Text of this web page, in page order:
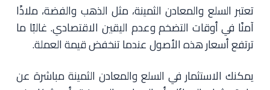
تعتبر السلع والمعادن الثمينة، مثل الذهب والفضة، ملاذًا
آمنًا في أوقات التضخم وعدم اليقين الاقتصادي. غالبًا ما
ترتفع أسعار هذه الأصول عندما تنخفض قيمة العملة.
يمكنك الاستثمار في السلع والمعادن الثمينة مباشرة عن